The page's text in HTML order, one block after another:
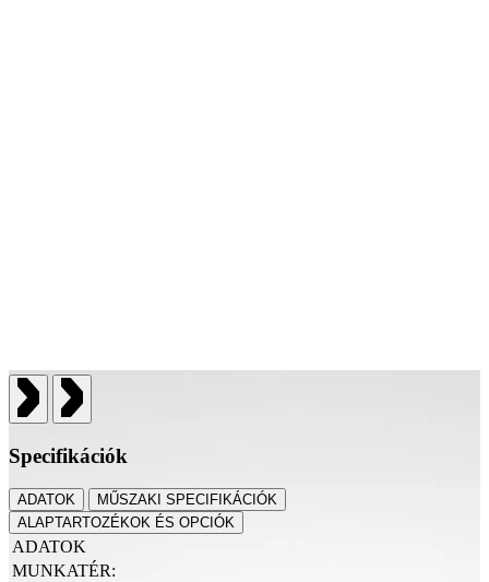
Specifikációk
ADATOK
MŰSZAKI SPECIFIKÁCIÓK
ALAPTARTOZÉKOK ÉS OPCIÓK
ADATOK
MUNKATÉR: